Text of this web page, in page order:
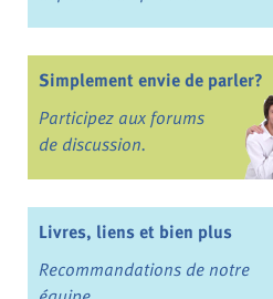
Simplement envie de parler?
Participez aux forums
de discussion.
Livres, liens et bien plus
Recommandations de notre